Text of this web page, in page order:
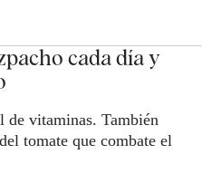
cada día y
de vitaminas. También
tomate que combate el